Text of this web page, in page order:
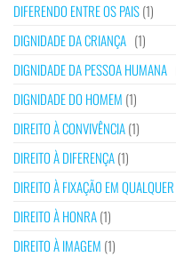
DIFERENDO ENTRE OS PAIS(1)
DIGNIDADE DA CRIANÇA (1)
DIGNIDADE DA PESSOA HUMANA
DIGNIDADE DO HOMEM (1)
DIREITO À CONVIVÊNCIA(1)
DIREITO À DIFERENÇA(1)
DIREITO À FIXAÇÃO EM
DIREITO À HONRA(1)
DIREITO À IMAGEM (1)